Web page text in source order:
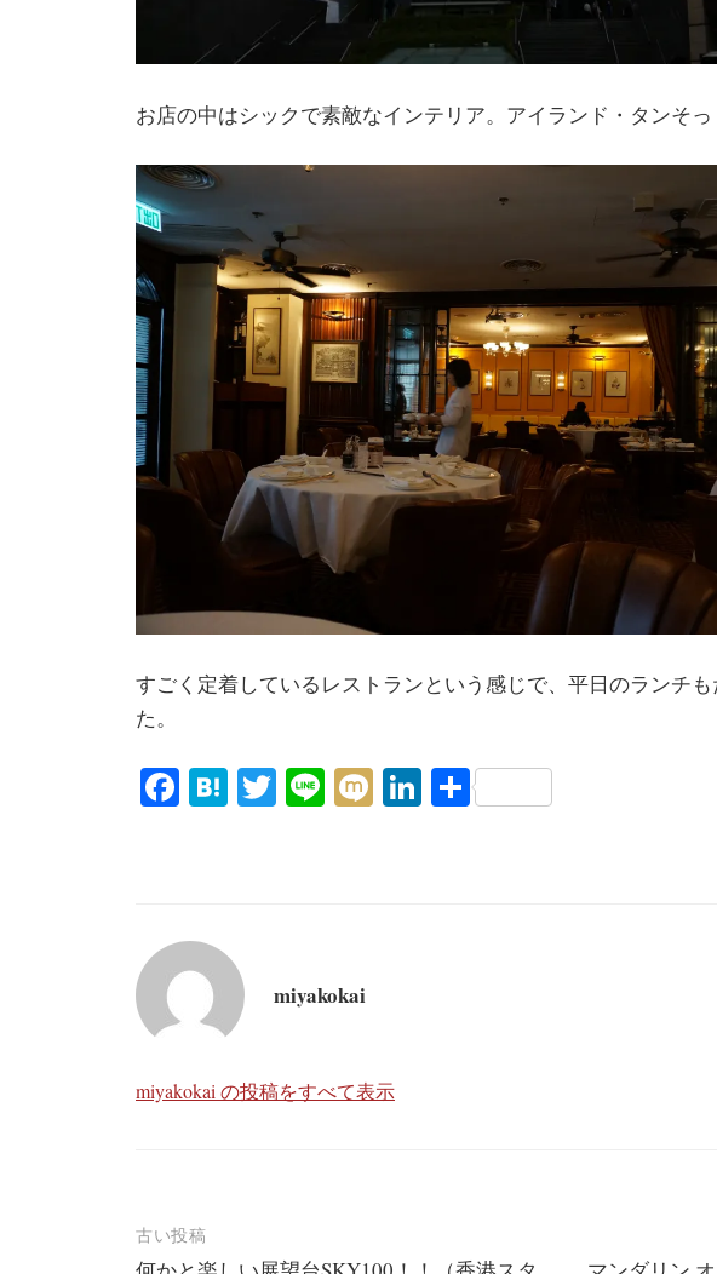
お店の中はシックで素敵なインテリア。アイランド・タンそっ
すごく定着しているレストランという感じで、平日のランチ
た。
Fa H T Li M Li 共
miyakokai
miyakokai の投稿をすべて表示
投
古い投稿